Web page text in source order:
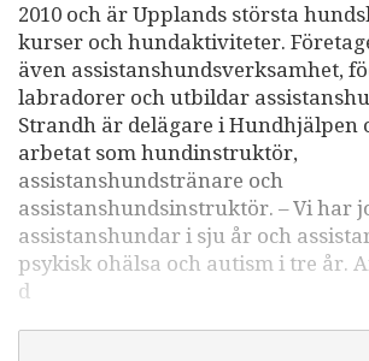
2010 och är Upplands största
kurser och hundaktiviteter.
även assistanshundsverksamhet,
labradorer och utbildar
Strandh är delägare i Hundhjälpen
arbetat som hundinstruktör,
assistanshundstränare och
assistanshundsinstruktör. – Vi har
assistanshundar i sju år och
psykisk ohälsa och autism i tre år.
d